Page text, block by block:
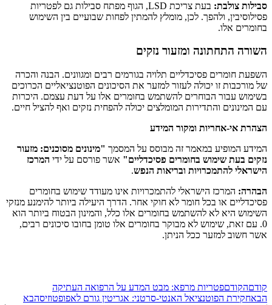
סבילות צולבת:
בעת צריכת LSD, הגוף מפתח סבילות גם לפטריות
פסילוסיבין, ולהפך. לכן, מומלץ להמתין לפחות שבועיים בין השימוש
בחומרים אלו.
השורה התחתונה ומזעור נזקים
השפעת חומרים פסיכדליים תלויה בגורמים רבים ומגוונים. הבנה והכרה
של מורכבות זו יכולה לעזור למזער את הסיכונים הפוטנציאליים הכרוכים
בשימוש עבור הבוחרים להשתמש בחומרים אלו על דעת עצמם. היכרות
עם המינונים והתדירות המומלצים יכולה להפחית נזקים ואף להציל חיים.
הצהרת אי-אחריות ומקור המידע
המידע המופיע במאמר זה מבוסס על המסמך "מינונים מסוכנים: מזעור
נזקים בעת שימוש בחומרים פסיכדליים" אשר פורסם על ידי המרכז
הישראלי להתמכרויות ובריאות הנפש.
הבהרה: המרכז הישראלי להתמכרויות אינו מעודד שימוש בחומרים
פסיכדליים או בכל חומר לא חוקי אחר. הדרך היעילה ביותר להימנע מנזקי
השימוש היא לא להשתמש בחומרים אלו כלל, והמינון הבטוח ביותר הוא
0. עם זאת, שימוש לא מבוקר בחומרים אלו טומן בחובו סיכונים רבים,
אשר חשוב למזער ככל הניתן.
קודםהקודםפטריות מרפא: מבט המדע על הרפואה העתיקה
הבאחקירת הפוטנציאל האנטי-סרטני: אגריטין גורם לאפופטוזיסהבא